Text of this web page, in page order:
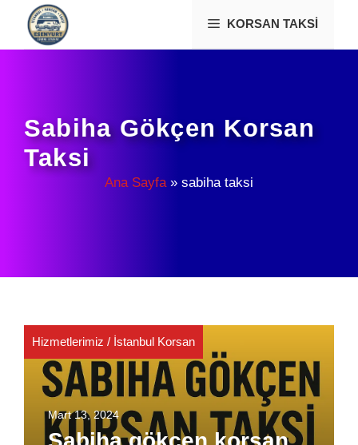
İçeriğe
KORSAN TAKSI
Sabiha Gökçen Korsan
Taksi
Ana Sayfa» sabiha taksi
Hizmetlerimiz / İstanbul Korsan
Mart 13, 2024